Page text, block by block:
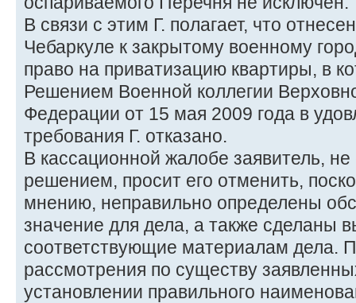
В связи с этим Г. полагает, что
Чебаркуле к закрытому военному
право на приватизацию квартиры, в
Решением Военной коллегии
Федерации от 15 мая 2009 года в
требования Г. отказано.
В кассационной жалобе заявитель,
решением, просит его отменить,
мнению, неправильно определены
значение для дела, а также сделаны
соответствующие материалам дела.
рассмотрения по существу
установлении правильного